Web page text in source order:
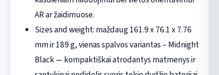
AR ar žaidimuose.
Sizes and weight: maždaug 161.9 x 76.1 x 7.76
mm ir 189 g, vienas spalvos variantas – Midnight
Black — kompaktiškai atrodantys matmenys ir